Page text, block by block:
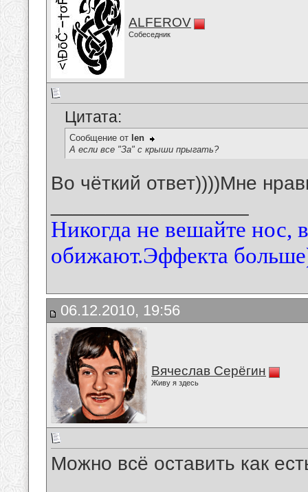
ALFEROV
Собеседник
Цитата:
Сообщение от len
А если все "За" с крыши прыгать?
Во чёткий ответ))))Мне
Никогда не вешайте нос,
обижают.Эффекта
06.12.2010, 19:56
Вячеслав Серёгин
Живу я здесь
Можно всё оставить как